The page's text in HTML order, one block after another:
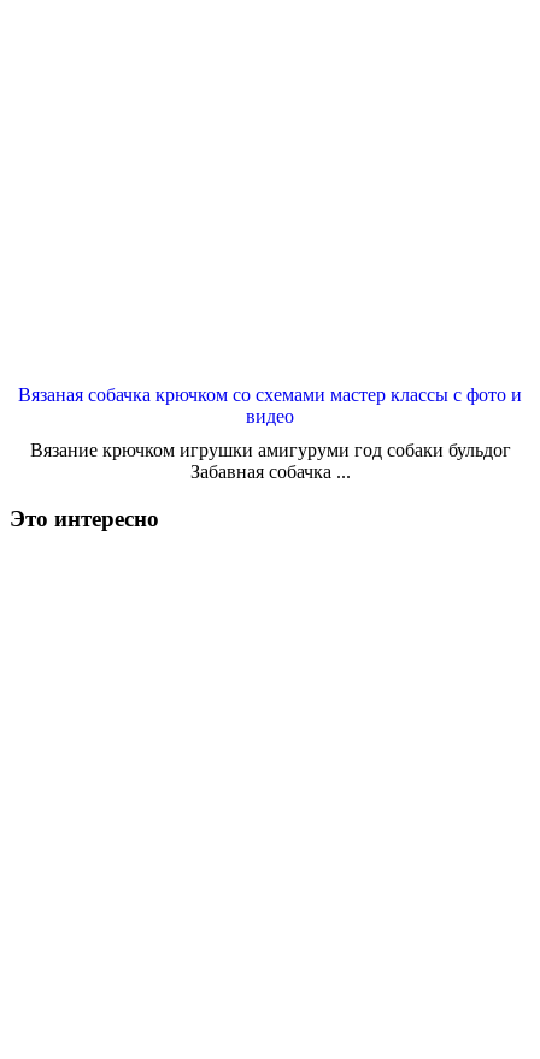
Вязаная собачка крючком со схемами мастер классы с фото и
видео
Вязание крючком игрушки амигуруми год собаки бульдог
Забавная собачка ...
Это интересно